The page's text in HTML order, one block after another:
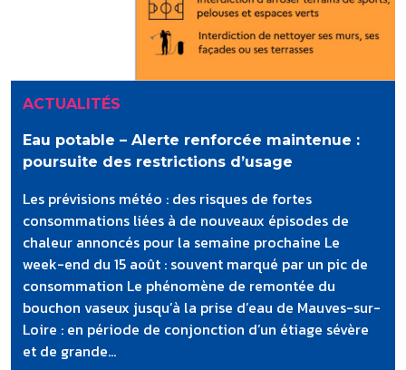
ACTUALITÉS
Eau potable – Alerte renforcée maintenue :
poursuite des restrictions d’usage
Les prévisions météo : des risques de fortes
consommations liées à de nouveaux épisodes de
chaleur annoncés pour la semaine prochaine Le
week-end du 15 août : souvent marqué par un pic de
consommation Le phénomène de remontée du
bouchon vaseux jusqu’à la prise d’eau de Mauves-sur-
Loire : en période de conjonction d’un étiage sévère
et de grande...